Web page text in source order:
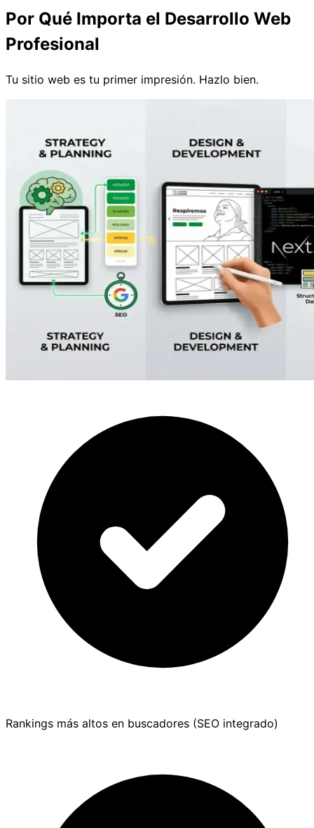
Por Qué Importa el Desarrollo Web
Profesional
Tu sitio web es tu primer impresión. Hazlo bien.
Rankings más altos en buscadores (SEO integrado)